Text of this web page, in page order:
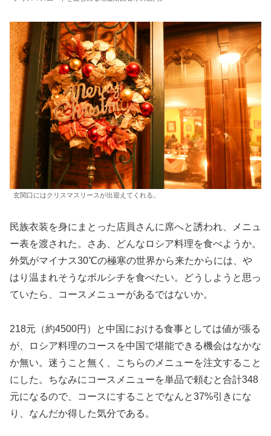
玄関口にはクリスマスリースが出迎えてくれる。
民族衣装を身にまとった店員さんに席へと誘われ、メニュ
ー表を渡された。さあ、どんなロシア料理を食べようか。
外気がマイナス30℃の極寒の世界から来たからには、や
はり温まれそうなボルシチを食べたい。どうしようと思っ
ていたら、コースメニューがあるではないか。
218元（約4500円）と中国における食事としては値が張る
が、ロシア料理のコースを中国で堪能できる機会はなかな
か無い。迷うこと無く、こちらのメニューを注文すること
にした。ちなみにコースメニューを単品で頼むと合計348
元になるので、コースにすることでなんと37%引きにな
り、なんだか得した気分である。